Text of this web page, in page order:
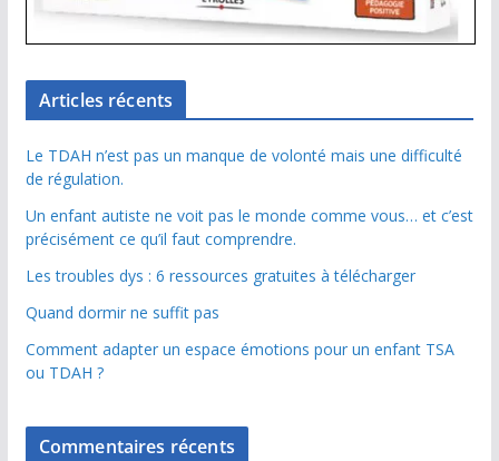
Articles récents
Le TDAH n’est pas un manque de volonté mais une difficulté
de régulation.
Un enfant autiste ne voit pas le monde comme vous… et c’est
précisément ce qu’il faut comprendre.
Les troubles dys : 6 ressources gratuites à télécharger
Quand dormir ne suffit pas
Comment adapter un espace émotions pour un enfant TSA
ou TDAH ?
Commentaires récents